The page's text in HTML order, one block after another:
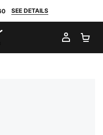
SEE DETAILS
MI